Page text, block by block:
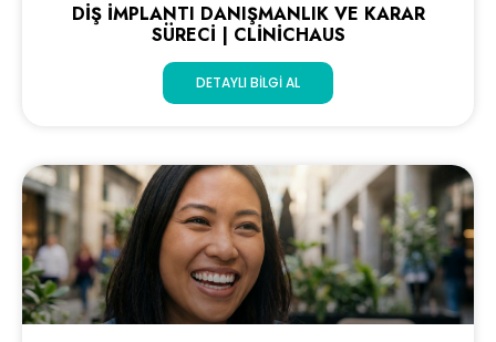
DIŞ İMPLANTI DANIŞMANLIK VE KARAR
SÜRECI | CLINICHAUS
DETAYLI BILGI AL